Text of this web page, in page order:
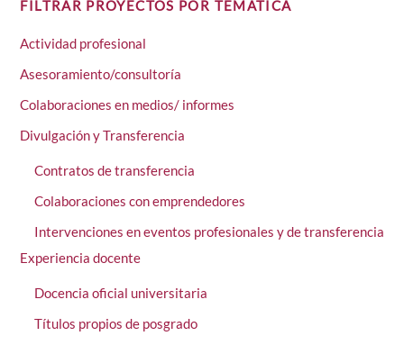
FILTRAR PROYECTOS POR TEMÁTICA
Actividad profesional
Asesoramiento/consultoría
Colaboraciones en medios/ informes
Divulgación y Transferencia
Contratos de transferencia
Colaboraciones con emprendedores
Intervenciones en eventos profesionales y de transferencia
Experiencia docente
Docencia oficial universitaria
Títulos propios de posgrado